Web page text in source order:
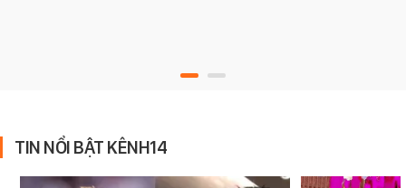
TIN NỔI BẬT KÊNH14